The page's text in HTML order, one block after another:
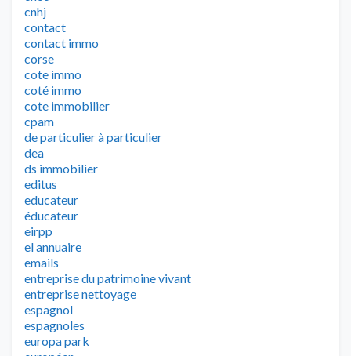
cnhj
contact
contact immo
corse
cote immo
coté immo
cote immobilier
cpam
de particulier à particulier
dea
ds immobilier
editus
educateur
éducateur
eirpp
el annuaire
emails
entreprise du patrimoine vivant
entreprise nettoyage
espagnol
espagnoles
europa park